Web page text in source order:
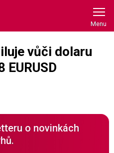
vůči dolaru
EURUSD
o novinkách